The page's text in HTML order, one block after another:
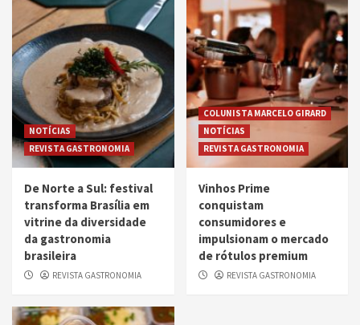
NOTÍCIAS
REVISTA GASTRONOMIA
De Norte a Sul: festival
transforma Brasília em
vitrine da diversidade
da gastronomia
brasileira
REVISTA GASTRONOMIA
COLUNISTA MARCELO GIRARD
NOTÍCIAS
REVISTA GASTRONOMIA
Vinhos Prime
conquistam
consumidores e
impulsionam o mercado
de rótulos premium
REVISTA GASTRONOMIA